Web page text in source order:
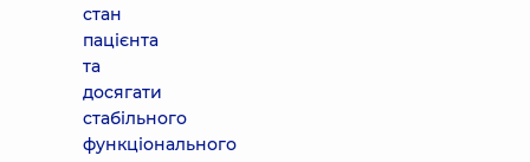
стан
пацієнта
та
досягати
стабільного
функціонального